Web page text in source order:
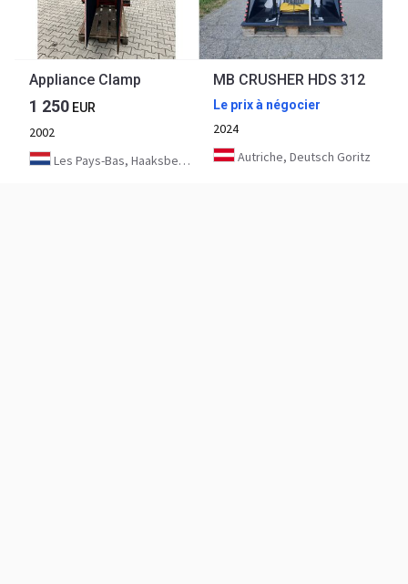
Appliance Clamp
1 250 EUR
2002
Les Pays-Bas, Haaksbergen
MB CRUSHER HDS 312
Le prix à négocier
2024
Autriche, Deutsch Goritz